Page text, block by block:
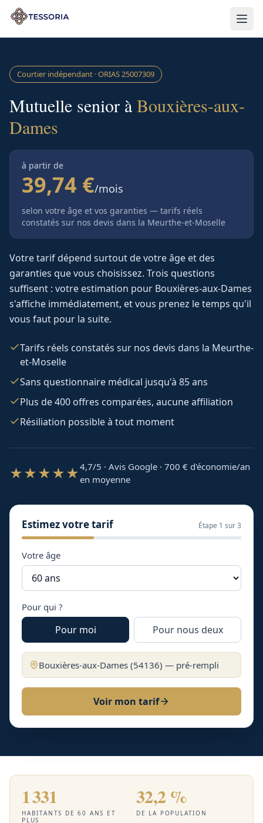
Aller au contenu principal
Courtier indépendant · ORIAS25007309
Mutuelle senior àBouxières-aux-
Dames
à partir de
39,74 €/mois
selon votre âge et vos garanties — tarifs réels
constatés sur nos devis dans la Meurthe-et-Moselle
Votre tarif dépend surtout de votre âge et des
garanties que vous choisissez. Trois questions
suffisent : votre estimation pour Bouxières-aux-Dames
s'affiche immédiatement, et vous prenez le temps qu'il
vous faut pour la suite.
Tarifs réels constatés sur nos devis dans la Meurthe-
et-Moselle
Sans questionnaire médical jusqu'à 85 ans
Plus de 400 offres comparées, aucune affiliation
Résiliation possible à tout moment
★★★★★4,7/5 · Avis Google · 700 € d'économie/an
en moyenne
Estimez votre tarif Étape 1 sur 3
Votre âge
Pour qui ?
Pour moi Pour nous deux
Bouxières-aux-Dames (54136) — pré-rempli
Voir mon tarif
1 331
HABITANTS DE 60 ANS ET
PLUS
32,2 %
DE LA POPULATION